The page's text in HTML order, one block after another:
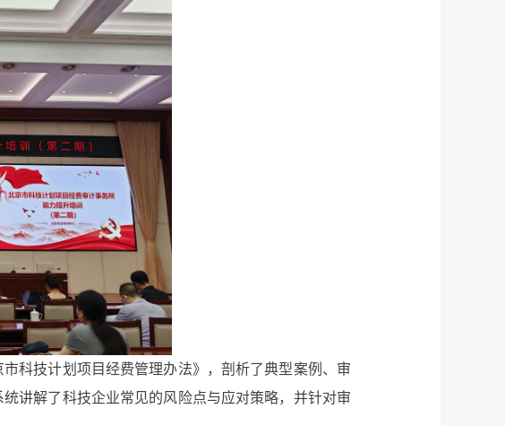
技计划项目经费管理办法》，剖析了典型案例、审
讲解了科技企业常见的风险点与应对策略，并针对审